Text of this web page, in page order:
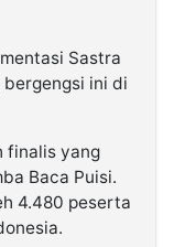
Sastra
bergengsi ini di
finalis yang
Baca Puisi.
4.480 peserta